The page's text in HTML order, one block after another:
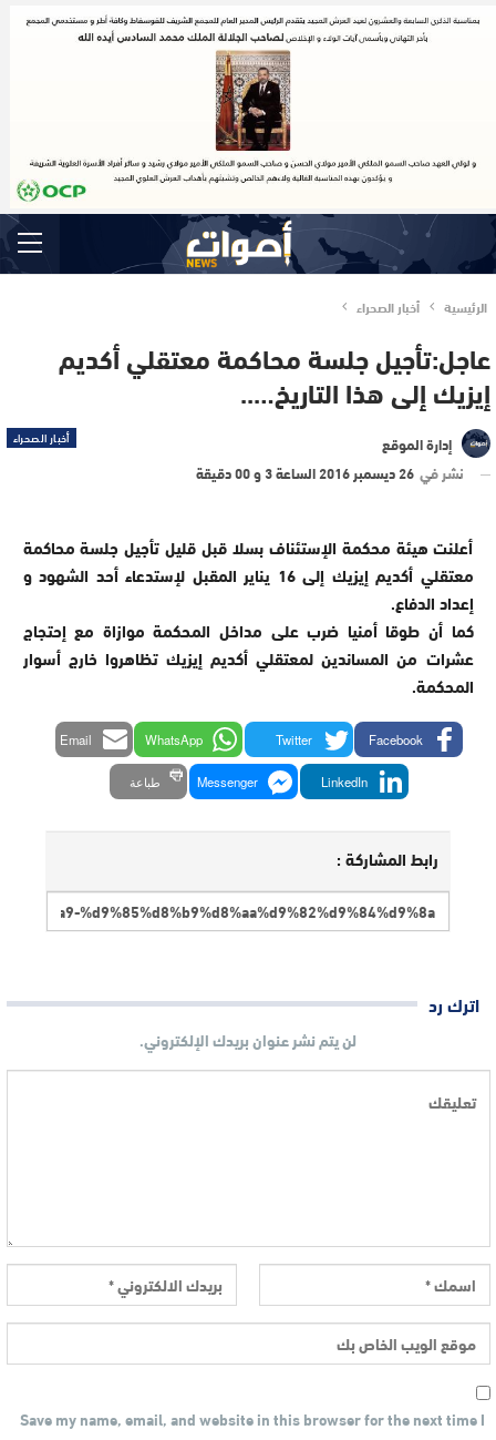
الرئيسية أخبار الصحراء
عاجل:تأجيل جلسة محاكمة معتقلي أكديم
إيزيك إلى هذا التاريخ…..
أخبار الصحراء
إدارة الموقع
نشر في 26 ديسمبر 2016 الساعة 3 و 00 دقيقة
أعلنت هيئة محكمة الإستئناف بسلا قبل قليل تأجيل جلسة محاكمة
معتقلي أكديم إيزيك إلى 16 يناير المقبل لإستدعاء أحد الشهود و
إعداد الدفاع.
كما أن طوقا أمنيا ضرب على مداخل المحكمة موازاة مع إحتجاج
عشرات من المساندين لمعتقلي أكديم إيزيك تظاهروا خارج أسوار
المحكمة.
Facebook
Twitter
WhatsApp
Email
LinkedIn
Messenger طباعة
رابط المشاركة :
اترك رد
لن يتم نشر عنوان بريدك الإلكتروني.
Save my name, email, and website in this browser for the next time I